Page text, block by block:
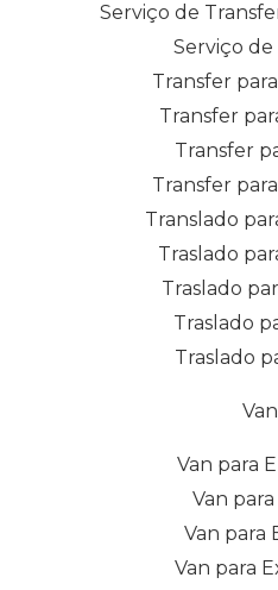
Serviço de
Serviço de
Transfer
Transfer
Transfer
Transfer
Translado
Traslado
Traslado
Traslado
Traslado
Van para
Van
Van para
Van para